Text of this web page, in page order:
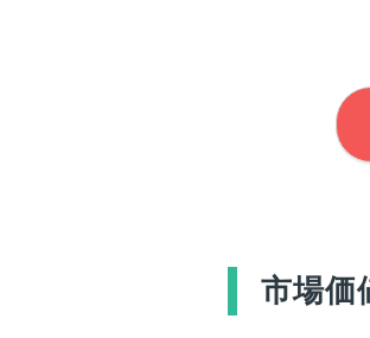
市場価